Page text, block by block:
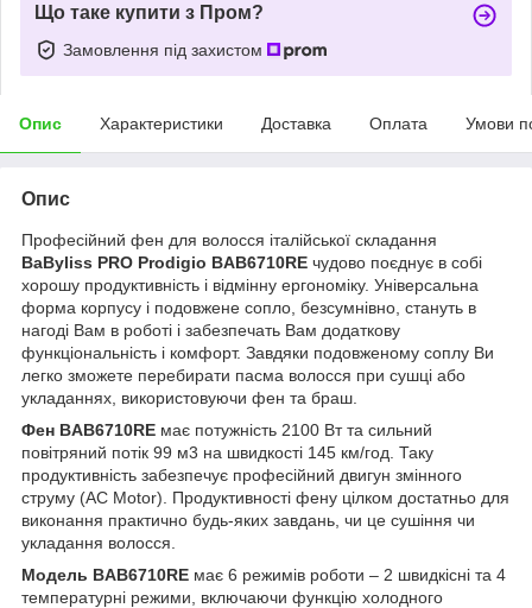
Що таке купити з Пром?
Замовлення під захистом
Опис Характеристики Доставка Оплата Умови
Опис
Професійний фен для волосся італійської складання
BaByliss PRO Prodigio BAB6710RE чудово поєднує в собі
хорошу продуктивність і відмінну ергономіку. Універсальна
форма корпусу і подовжене сопло, безсумнівно, стануть в
нагоді Вам в роботі і забезпечать Вам додаткову
функціональність і комфорт. Завдяки подовженому соплу Ви
легко зможете перебирати пасма волосся при сушці або
укладаннях, використовуючи фен та браш.
Фен BAB6710RE має потужність 2100 Вт та сильний
повітряний потік 99 м3 на швидкості 145 км/год. Таку
продуктивність забезпечує професійний двигун змінного
струму (AC Motor). Продуктивності фену цілком достатньо для
виконання практично будь-яких завдань, чи це сушіння чи
укладання волосся.
Модель BAB6710RE має 6 режимів роботи – 2 швидкісні та 4
температурні режими, включаючи функцію холодного